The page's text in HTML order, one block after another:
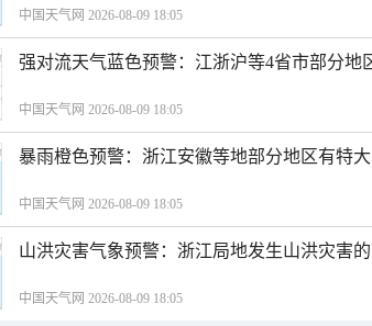
中国天气网 2026-08-09 18:05
强对流天气蓝色预警：江浙沪等4省市部分地
中国天气网 2026-08-09 18:05
暴雨橙色预警：浙江安徽等地部分地区有特
中国天气网 2026-08-09 18:05
山洪灾害气象预警：浙江局地发生山洪灾害
中国天气网 2026-08-09 18:05